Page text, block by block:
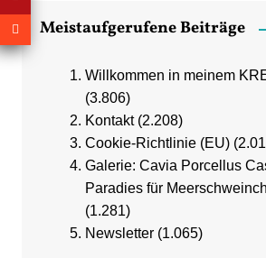
Meistaufgerufene Beiträge
Willkommen in meinem
(3.806)
Kontakt (2.208)
Cookie-Richtlinie (EU)
Galerie: Cavia Porcellus
Paradies für
(1.281)
Newsletter (1.065)